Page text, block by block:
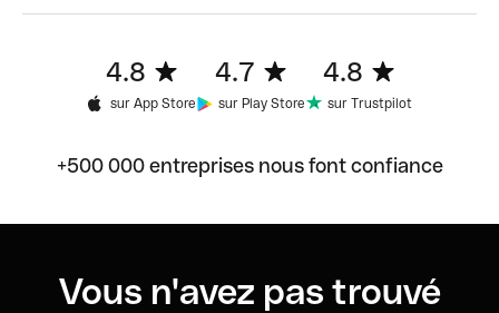
4.8
sur App Store
4.7
sur Play Store
4.8
sur Trustpilot
+500 000 entreprises nous font confiance
Vous n'avez pas trouvé